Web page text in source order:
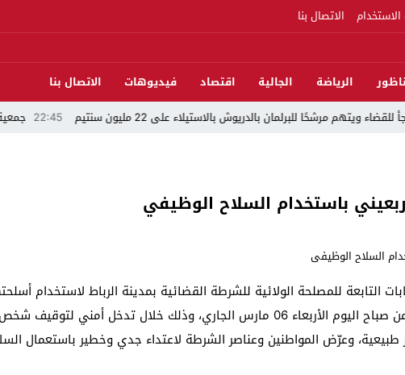
الاستخدام الاتصال بنا
ناظور الرياضة الجالية اقتصاد فيديوهات
الاتصال بنا
مرشحًا للبرلمان بالدريوش بالاستيلاء على 22 مليون سنتيم 22:45 جمعية
باستخدام السلاح الوظيفي
التابعة للمصلحة الولائية للشرطة القضائية بمدينة الرباط لاستخدام
الوظيفية، في الساعات الأولى من صباح اليوم الأربعاء 06 مارس الجاري، وذلك خلال تدخل أمني
غير طبيعية، وعرّض المواطنين وعناصر الشرطة لاعتداء جدي وخطير باستعمال